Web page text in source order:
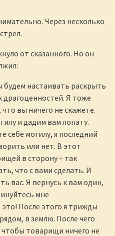
Через несколько
от сказанного. Но он
будем настаивать раскрыть
Я тоже
вы ничего не скажете.
и дадим вам лопату.
себе могилу, я последний
или нет. В этот
в сторону – так
что с вами сделать. И
вас. Я вернусь к вам один,
мне
После этого я трижды
в землю. После чего
чтобы товарищи ничего не